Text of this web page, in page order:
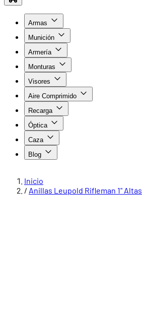
Armas
Munición
Armería
Monturas
Visores
Aire Comprimido
Recarga
Óptica
Caza
Blog
Inicio
/ Anillas Leupold Rifleman 1" Altas